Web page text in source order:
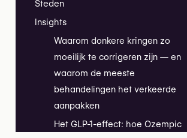
Steden
Insights
Waarom donkere kringen zo
moeilijk te corrigeren zijn — en
waarom de meeste
behandelingen het verkeerde
aanpakken
Het GLP-1-effect: hoe Ozempic